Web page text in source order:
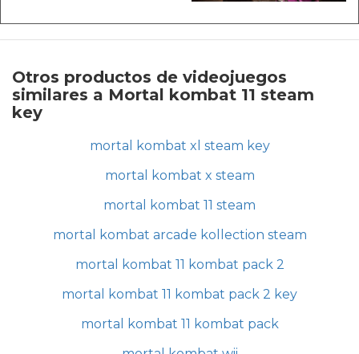
Otros productos de videojuegos
similares a Mortal kombat 11 steam
key
mortal kombat xl steam key
mortal kombat x steam
mortal kombat 11 steam
mortal kombat arcade kollection steam
mortal kombat 11 kombat pack 2
mortal kombat 11 kombat pack 2 key
mortal kombat 11 kombat pack